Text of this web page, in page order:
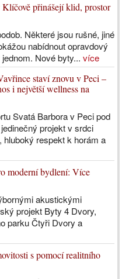
přinášejí klid, prostor
Některé jsou rušné, jiné
nabídnout opravdový
Nové byty... více
staví znovu v Peci –
i největší wellness na
Svatá Barbora v Peci pod
projekt v srdci
hluboký respekt k horám a
moderní bydlení: Více
akustickými
projekt Byty 4 Dvory,
parku Čtyři Dvory a
s pomocí realitního